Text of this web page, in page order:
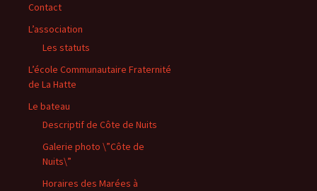
Contact
L’association
Les statuts
L’école Communautaire Fraternité
de La Hatte
Le bateau
Descriptif de Côte de Nuits
Galerie photo \”Côte de
Nuits\”
Horaires des Marées à